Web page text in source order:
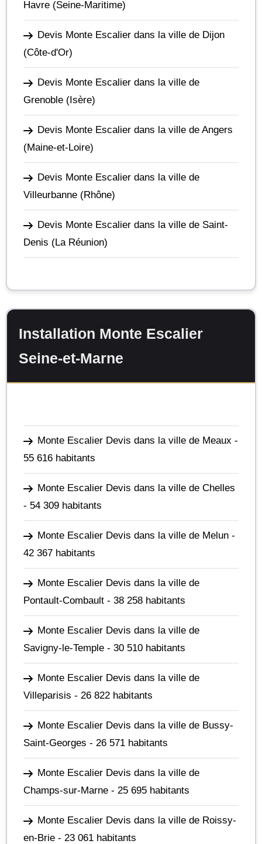
Havre (Seine-Maritime)
Devis Monte Escalier dans la ville de Dijon
(Côte-d'Or)
Devis Monte Escalier dans la ville de
Grenoble (Isère)
Devis Monte Escalier dans la ville de Angers
(Maine-et-Loire)
Devis Monte Escalier dans la ville de
Villeurbanne (Rhône)
Devis Monte Escalier dans la ville de Saint-
Denis (La Réunion)
Installation Monte Escalier
Seine-et-Marne
Monte Escalier Devis dans la ville de Meaux -
55 616 habitants
Monte Escalier Devis dans la ville de Chelles
- 54 309 habitants
Monte Escalier Devis dans la ville de Melun -
42 367 habitants
Monte Escalier Devis dans la ville de
Pontault-Combault - 38 258 habitants
Monte Escalier Devis dans la ville de
Savigny-le-Temple - 30 510 habitants
Monte Escalier Devis dans la ville de
Villeparisis - 26 822 habitants
Monte Escalier Devis dans la ville de Bussy-
Saint-Georges - 26 571 habitants
Monte Escalier Devis dans la ville de
Champs-sur-Marne - 25 695 habitants
Monte Escalier Devis dans la ville de Roissy-
en-Brie - 23 061 habitants